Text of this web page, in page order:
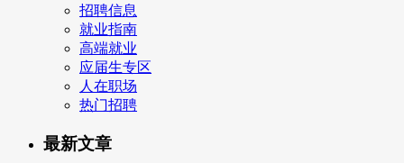
招聘信息
就业指南
高端就业
应届生专区
人在职场
热门招聘
最新文章